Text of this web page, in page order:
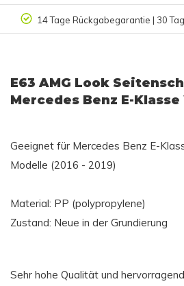
E63 AMG Look
Mercedes Benz E-Klasse
Geeignet für Mercedes Benz E-
Modelle (2016 - 2019)
Material: PP (polypropylene)
Zustand: Neue in der Grundierung
Sehr hohe Qualität und